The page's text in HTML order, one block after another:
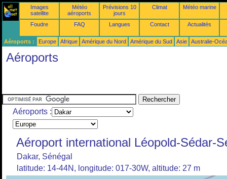
Images
satellite
Météo
aéroports
Prévisions 10
jours
Climat Météo marine
Foudre FAQ Langues Contact Actualités
Aéroports : Europe Afrique Amérique du Nord Amérique du Sud Asie Australie-
Aéroports
Aéroports :
Aéroport international Léopold-Sédar-
Dakar, Sénégal
latitude: 14-44N, longitude: 017-30W, altitude: 27 m